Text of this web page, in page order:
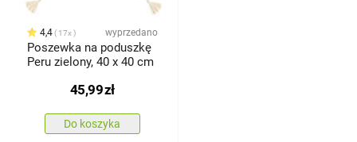
4,4 17x wyprzedano
Poszewka na poduszkę
Peru zielony, 40 x 40 cm
45,99zł
Do koszyka